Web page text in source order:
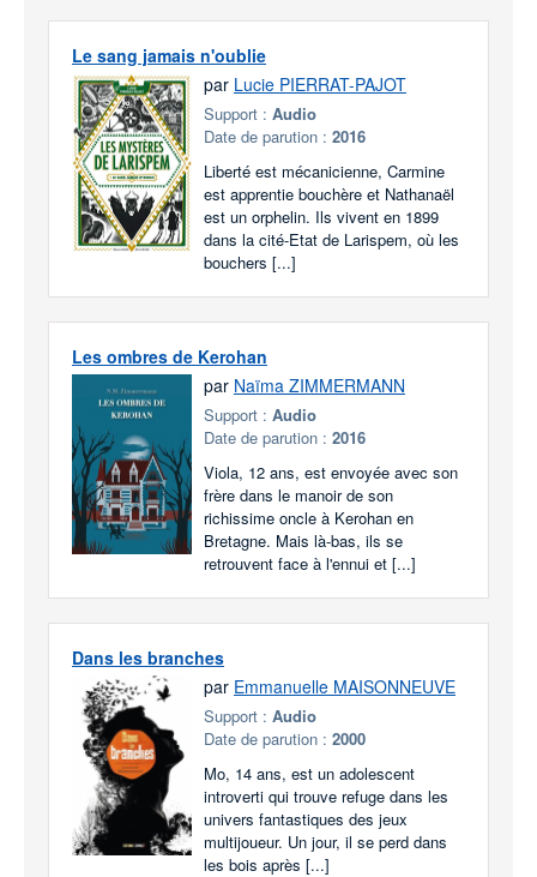
Le sang jamais n'oublie
par Lucie PIERRAT-PAJOT
Support : Audio
Date de parution : 2016
Liberté est mécanicienne, Carmine
est apprentie bouchère et Nathanaël
est un orphelin. Ils vivent en 1899
dans la cité-Etat de Larispem, où les
bouchers [...]
Les ombres de Kerohan
par Naïma ZIMMERMANN
Support : Audio
Date de parution : 2016
Viola, 12 ans, est envoyée avec son
frère dans le manoir de son
richissime oncle à Kerohan en
Bretagne. Mais là-bas, ils se
retrouvent face à l'ennui et [...]
Dans les branches
par Emmanuelle MAISONNEUVE
Support : Audio
Date de parution : 2000
Mo, 14 ans, est un adolescent
introverti qui trouve refuge dans les
univers fantastiques des jeux
multijoueur. Un jour, il se perd dans
les bois après [...]